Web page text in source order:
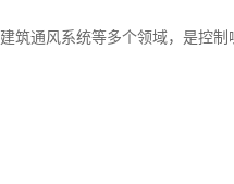
通风系统等多个领域，是控制